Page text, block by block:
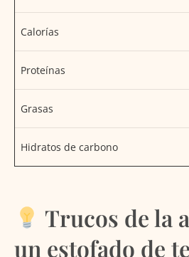
Calorías
Proteínas
Grasas
Hidratos de carbono
Trucos de la
un estofado de